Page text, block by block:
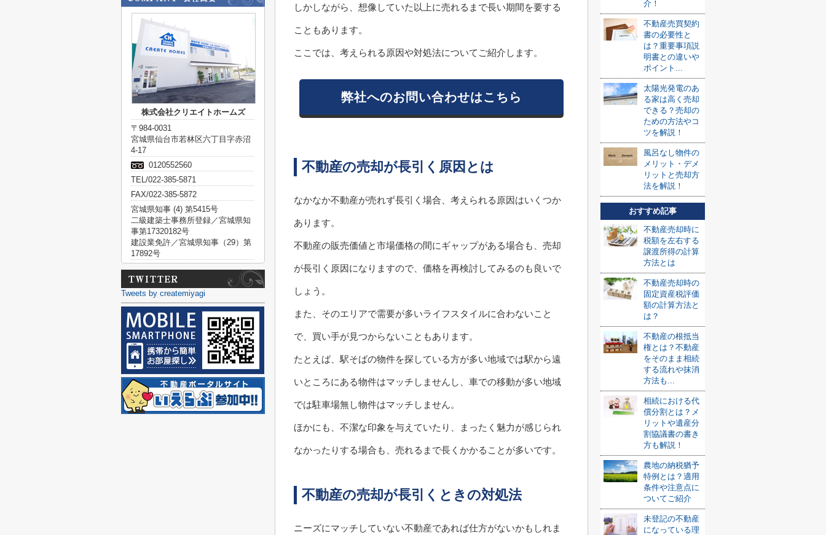
しかしながら、想像していた以上に売れるまで長い期間を要する
こともあります。
ここでは、考えられる原因や対処法についてご紹介します。
弊社へのお問い合わせはこちら
不動産の売却が長引く原因とは
なかなか不動産が売れず長引く場合、考えられる原因はいくつか
あります。
不動産の販売価値と市場価格の間にギャップがある場合も、売却
が長引く原因になりますので、価格を再検討してみるのも良いで
しょう。
また、そのエリアで需要が多いライフスタイルに合わないこと
で、買い手が見つからないこともあります。
たとえば、駅そばの物件を探している方が多い地域では駅から遠
いところにある物件はマッチしませんし、車での移動が多い地域
では駐車場無し物件はマッチしません。
ほかにも、不潔な印象を与えていたり、まったく魅力が感じられ
なかったりする場合も、売れるまで長くかかることが多いです。
不動産の売却が長引くときの対処法
ニーズにマッチしていない不動産であれば仕方がないかもしれま
介！
不動産売買契約
書の必要性と
は？重要事項説
明書との違いや
ポイント...
太陽光発電のあ
る家は高く売却
できる？売却の
ための方法やコ
ツを解説！
風呂なし物件の
メリット・デメ
リットと売却方
法を解説！
おすすめ記事
不動産売却時に
税額を左右する
譲渡所得の計算
方法とは
不動産売却時の
固定資産税評価
額の計算方法と
は？
不動産の根抵当
権とは？不動産
をそのまま相続
する流れや抹消
方法も...
相続における代
償分割とは？メ
リットや遺産分
割協議書の書き
方も解説！
農地の納税猶予
特例とは？適用
条件や注意点に
ついてご紹介
未登記の不動産
になっている理
株式会社クリエイトホームズ
〒984-0031
宮城県仙台市若林区六丁目字赤沼
4-17
0120552560
TEL/022-385-5871
FAX/022-385-5872
宮城県知事 (4) 第5415号
二級建築士事務所登録／宮城県知
事第17320182号
建設業免許／宮城県知事（29）第
17892号
Tweets by createmiyagi